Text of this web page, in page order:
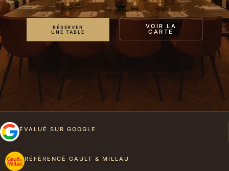
RÉSERVER
UNE TABLE
VOIR LA
CARTE
ÉVALUÉ SUR GOOGLE
RÉFÉRENCÉ GAULT & MILLAU